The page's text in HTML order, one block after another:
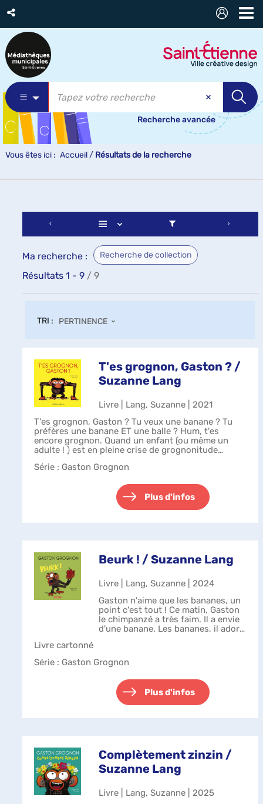
Recherche avancée
Vous êtes ici : Accueil / Résultats de la recherche
Ma recherche : Recherche de collection
Résultats 1 - 9 / 9
TRI : PERTINENCE
T'es grognon, Gaston ? /
Suzanne Lang
Livre | Lang, Suzanne | 2021
T'es grognon, Gaston ? Tu veux une banane ? Tu
préfères une banane ET une balle ? Hum, t'es
encore grognon. Quand un enfant (ou même un
adulte ! ) est en pleine crise de grognonitude
Série : Gaston Grognon
Plus d'infos
Beurk ! / Suzanne Lang
Livre | Lang, Suzanne | 2024
Gaston n'aime que les bananes, un
point c'est tout ! Ce matin, Gaston
le chimpanzé a très faim. Il a envie
d'une banane. Les bananes, il adore
Livre cartonné
Série : Gaston Grognon
Plus d'infos
Complètement zinzin /
Suzanne Lang
Livre | Lang, Suzanne | 2025